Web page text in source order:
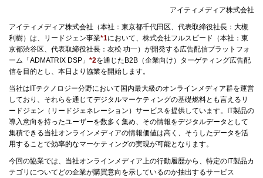
プライバシー
採用
メディア一覧
広告サービス
アイティメディア株式会社
アイティメディア株式会社（本社：東京都千代田区、代表取締役社長：大槻
利樹）は、リードジェン事業*1において、株式会社フルスピード（本社：東
京都渋谷区、代表取締役社長：友松 功一）が開発する広告配信プラットフォ
ーム「ADMATRIX DSP」 *2を通じたB2B（企業向け）ターゲティング広告配
信を目的とし、本日より協業を開始します。
当社はITテクノロジー分野において国内最大級のオンラインメディア群を運営
しており、それらを通じてデジタルマーケティングの基礎燃料とも言えるリ
ードジェン（リードジェネレーション）サービスを提供しています。IT製品の
導入意向を持ったユーザーを数多く集め、その情報をデジタルデータとして
集積できる当社オンラインメディアの情報価値は高く、そうしたデータを活
用することで効率的なマーケティングの実現が可能となります。
今回の協業では、当社オンラインメディア上の行動履歴から、特定のIT製品カ
テゴリについてどの企業が購買意向を示しているのか抽出するサービス